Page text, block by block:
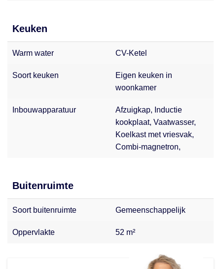
Keuken
Warm water CV-Ketel
Soort keuken
Eigen keuken in
woonkamer
Inbouwapparatuur
Afzuigkap, Inductie
kookplaat, Vaatwasser,
Koelkast met vriesvak,
Combi-magnetron,
Buitenruimte
Soort buitenruimte Gemeenschappelijk
Oppervlakte 52 m²